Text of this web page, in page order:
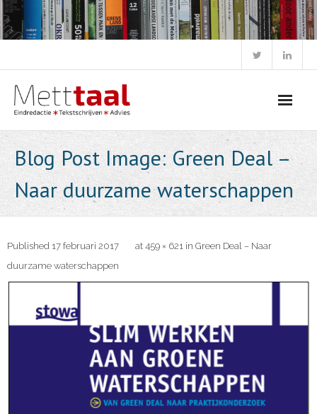
Skip
to
content
Blog Post Image: Green Deal –
Naar duurzame waterschappen
Published 17 februari 2017 at 459 × 621 in Green Deal – Naar
duurzame waterschappen